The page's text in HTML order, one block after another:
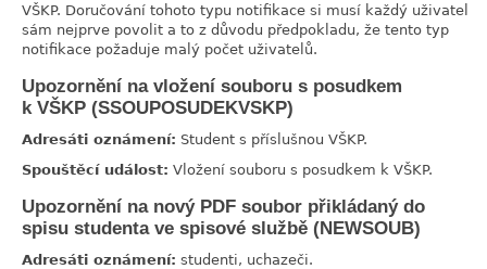
VŠKP. Doručování tohoto typu notifikace si musí každý uživatel
sám nejprve povolit a to z důvodu předpokladu, že tento typ
notifikace požaduje malý počet uživatelů.
Upozornění na vložení souboru s posudkem
k VŠKP (SSOUPOSUDEKVSKP)
Adresáti oznámení: Student s příslušnou VŠKP.
Spouštěcí událost: Vložení souboru s posudkem k VŠKP.
Upozornění na nový PDF soubor přikládaný do
spisu studenta ve spisové službě (NEWSOUB)
Adresáti oznámení: studenti, uchazeči.